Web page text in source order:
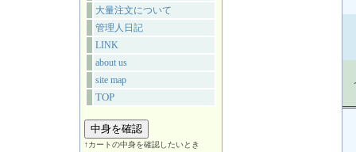
大量注文について
管理人日記
LINK
about us
site map
TOP
↑カートの中身を確認したいとき